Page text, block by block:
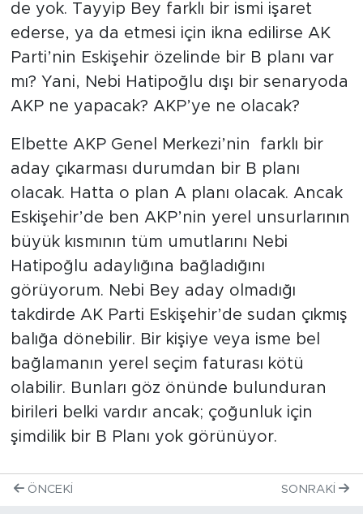
de yok. Tayyip Bey farklı bir ismi işaret
ederse, ya da etmesi için ikna edilirse AK
Parti’nin Eskişehir özelinde bir B planı var
mı? Yani, Nebi Hatipoğlu dışı bir senaryoda
AKP ne yapacak? AKP’ye ne olacak?
Elbette AKP Genel Merkezi’nin farklı bir
aday çıkarması durumdan bir B planı
olacak. Hatta o plan A planı olacak. Ancak
Eskişehir’de ben AKP’nin yerel unsurlarının
büyük kısmının tüm umutlarını Nebi
Hatipoğlu adaylığına bağladığını
görüyorum. Nebi Bey aday olmadığı
takdirde AK Parti Eskişehir’de sudan çıkmış
balığa dönebilir. Bir kişiye veya isme bel
bağlamanın yerel seçim faturası kötü
olabilir. Bunları göz önünde bulunduran
birileri belki vardır ancak; çoğunluk için
şimdilik bir B Planı yok görünüyor.
ÖNCEKI SONRAKI